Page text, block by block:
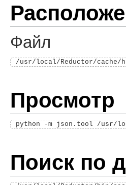
Файл
Просмотр
Поиск по